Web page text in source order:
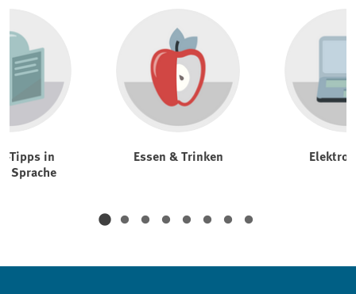
Tipps in
Sprache
Essen & Trinken